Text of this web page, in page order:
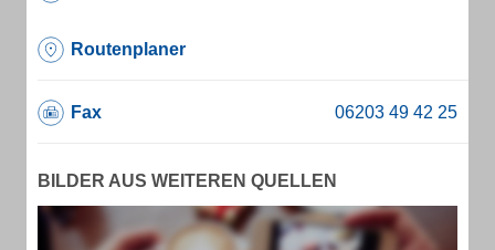
Routenplaner
Fax
BILDER AUS WEITEREN QUELLEN